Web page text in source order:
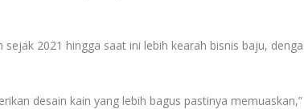
2021 hingga saat ini lebih kearah bisnis baju,
desain kain yang lebih bagus pastinya memuaskan,”